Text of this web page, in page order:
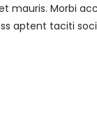
mauris. Morbi
aptent taciti